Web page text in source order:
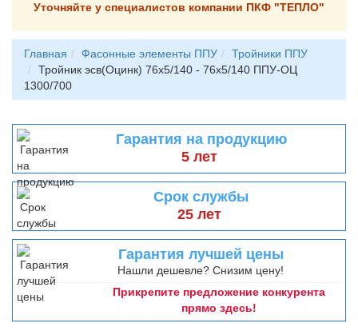
Уточняйте у специалистов компании ПКФ "ТЕПЛО"
Главная Фасонные элементы ППУ
Тройники ППУ
Тройник эсв(Оцинк) 76х5/140 - 76х5/140 ППУ-ОЦ
1300/700
Гарантия на продукцию
5 лет
Срок службы
25 лет
Гарантия лучшей цены
Нашли дешевле? Снизим цену!
Прикрепите предложение конкурента
прямо здесь!